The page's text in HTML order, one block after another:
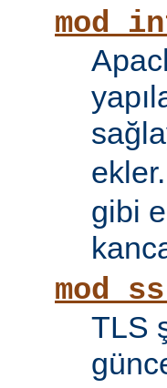
gibi
TLS